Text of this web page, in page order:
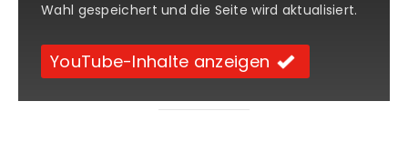
Wahl gespeichert und die Seite wird aktualisiert.
YouTube-Inhalte anzeigen